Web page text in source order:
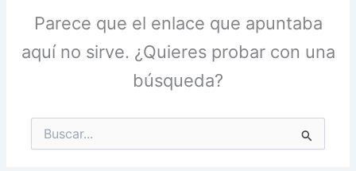
Parece que el enlace que apuntaba
aquí no sirve. ¿Quieres probar con una
búsqueda?
por: